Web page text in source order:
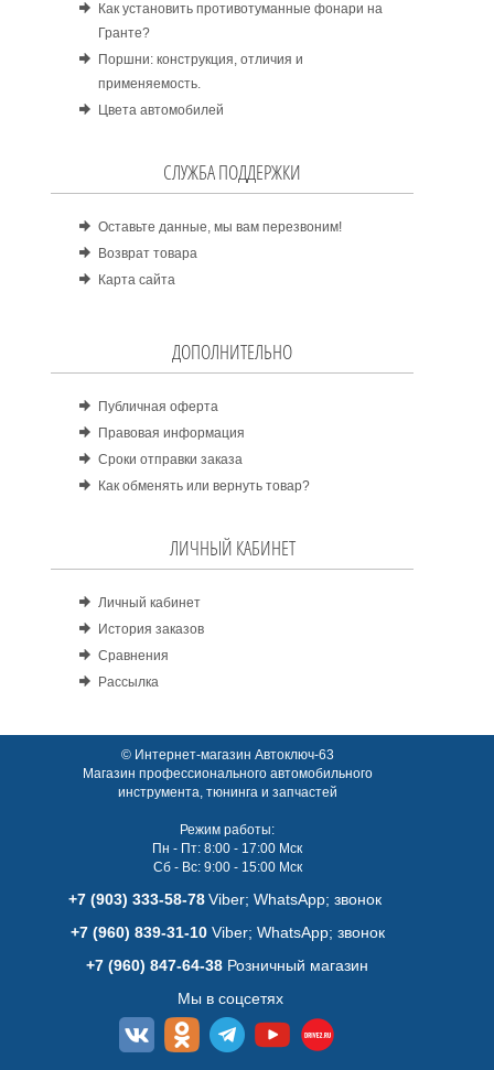
Как установить противотуманные фонари на
Гранте?
Поршни: конструкция, отличия и
применяемость.
Цвета автомобилей
СЛУЖБА ПОДДЕРЖКИ
Оставьте данные, мы вам перезвоним!
Возврат товара
Карта сайта
ДОПОЛНИТЕЛЬНО
Публичная оферта
Правовая информация
Сроки отправки заказа
Как обменять или вернуть товар?
ЛИЧНЫЙ КАБИНЕТ
Личный кабинет
История заказов
Сравнения
Рассылка
© Интернет-магазин Автоключ-63
Магазин профессионального автомобильного
инструмента, тюнинга и запчастей
Режим работы:
Пн - Пт: 8:00 - 17:00 Мск
Сб - Вс: 9:00 - 15:00 Мск
+7 (903) 333-58-78 Viber; WhatsАpp; звонок
+7 (960) 839-31-10Viber; WhatsАpp; звонок
+7 (960) 847-64-38 Розничный магазин
Мы в соцсетях